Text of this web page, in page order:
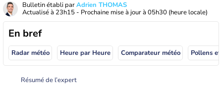
Bulletin établi parAdrien THOMAS
Actualisé à 23h15 - Prochaine mise à jour à 05h30 (heure locale)
En bref
Radar météo Heure par Heure Comparateur météo Pollens
Résumé de l’expert